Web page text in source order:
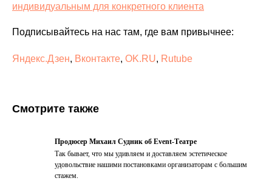
индивидуальным для конкретного клиента
Подписывайтесь на нас там, где вам привычнее:
Яндекс.Дзен, Вконтакте, OK.RU, Rutube
Смотрите также
Продюсер Михаил Судник об Event-Театре
Так бывает, что мы удивляем и доставляем эстетическое
удовольствие нашими постановками организаторам с большим
стажем.